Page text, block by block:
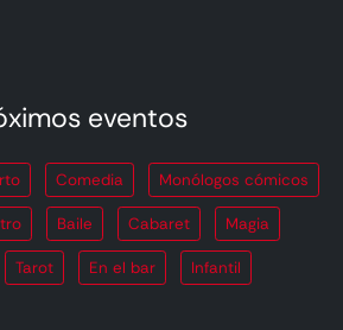
eventos
Comedia Monólogos cómicos
Baile Cabaret Magia
Tarot En el bar Infantil